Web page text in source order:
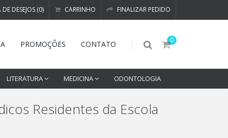
DE DESEJOS (0) CARRINHO FINALIZAR PEDIDO
0
PROMOÇÕES CONTATO
LITERATURA MEDICINA ODONTOLOGIA
Residentes da Escola